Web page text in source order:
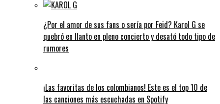
¿Por el amor de sus fans o sería por Feid? Karol G se
quebró en llanto en pleno concierto y desató todo tipo de
rumores
¡Las favoritas de los colombianos! Este es el top 10 de
las canciones más escuchadas en Spotify